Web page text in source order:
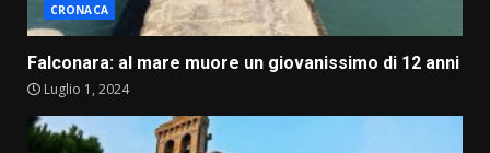
CRONACA
Falconara: al mare muore un giovanissimo di 12 anni
Luglio 1, 2024